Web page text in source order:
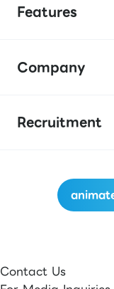
Features
Company
Recruitment
Contact Us